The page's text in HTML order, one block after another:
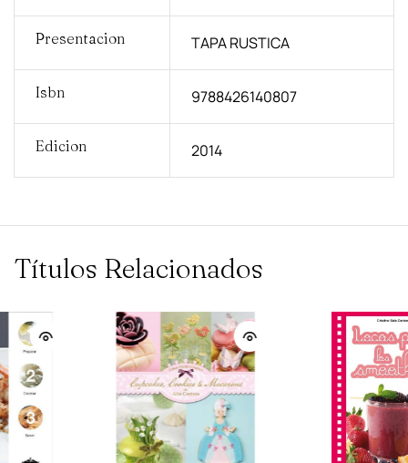
Presentacion TAPA RUSTICA
Isbn 9788426140807
Edicion 2014
Títulos Relacionados